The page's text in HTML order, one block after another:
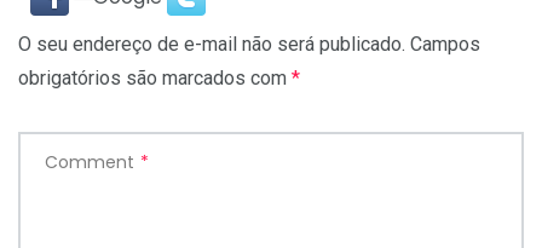
O seu endereço de e-mail não será publicado. Campos
obrigatórios são marcados com *
Comment *